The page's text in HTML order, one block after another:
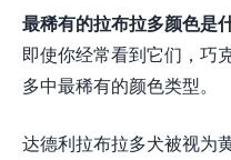
最稀有的拉布拉多颜色是
即使你经常看到它们，巧
多中最稀有的颜色类型。
达德利拉布拉多犬被视为